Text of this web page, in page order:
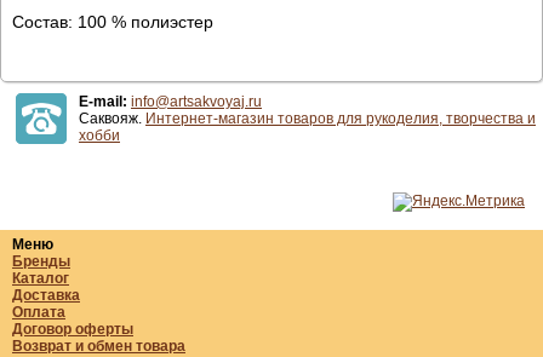
Состав: 100 % полиэстер
E-mail: info@artsakvoyaj.ru
Саквояж. Интернет-магазин товаров для рукоделия, творчества и
хобби
Меню
Бренды
Каталог
Доставка
Оплата
Договор оферты
Возврат и обмен товара